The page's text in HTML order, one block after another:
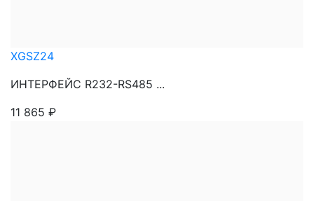
XGSZ24
ИНТЕРФЕЙС R232-RS485 ...
11 865 ₽